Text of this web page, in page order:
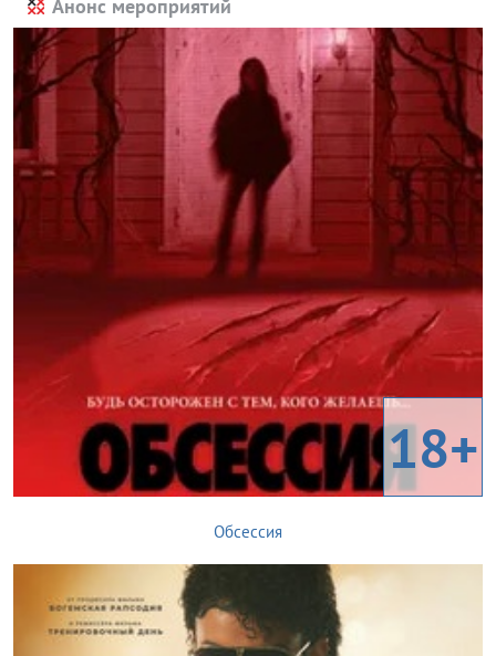
Анонс мероприятий
18+
Обсессия